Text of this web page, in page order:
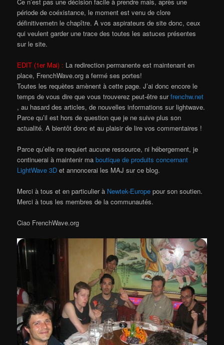
période de coéxistance, le moment est venu de clore
définitivemetn le chapître. A vos aspirateurs de site donc, ceux
qui veulent garder une trace des toutes les astuces présentes
sur le site.
EDIT (1er Mai) : La redirection permanente est maintenant en
place, FrenchWave.org a fermé ses portes!
Toutes les requètes amènent à cette page. J’ai donc encore le
temps de vous dire que vous trouverez peut-être surfrenchw.net
, au hasard des articles, de nouvelles informations sur lightwave.
Parce qu’il est hors de question que je ne suive plus son
actualité. A bientôt donc et au plaisir de lire vos commentaires !
Parce qu’elle ne requiert aucune ressource, ni hébergement, je
continuerai à maintenir maboutique de produits concernant
LightWave 3D et annoncerai les MAJ sur ce blog.
Merci à tous et en particulier à Newtek-Europe pour son soutien.
Merci à tous les membres de la communautés.
Ciao FrenchWave.org